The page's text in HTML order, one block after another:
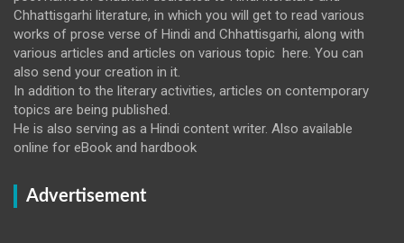
Chhattisgarhi literature, in which you will get to read various
works of prose verse of Hindi and Chhattisgarhi, along with
various articles and articles on various topic here. You can
also send your creation in it.
In addition to the literary activities, articles on contemporary
topics are being published.
He is also serving as a Hindi content writer. Also available
online for eBook and hardbook
Advertisement